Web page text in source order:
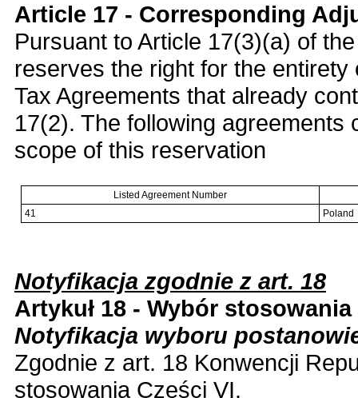
Article 17 - Corresponding
Pursuant to Article 17(3)(a) of
reserves the right for the
Tax Agreements that already
17(2). The following
scope of this reservation
Listed Agreement Number
41
Poland
Notyfikacja zgodnie z art. 18
Artykuł 18 - Wybór stosowania
Notyfikacja wyboru
Zgodnie z art. 18 Konwencji
stosowania Części VI.